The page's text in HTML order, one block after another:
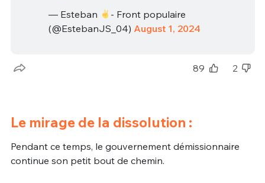
— Esteban
- Front populaire
(@EstebanJS_04) August 1, 2024
89 2
Le mirage de la dissolution :
Pendant ce temps, le gouvernement démissionnaire
continue son petit bout de chemin.